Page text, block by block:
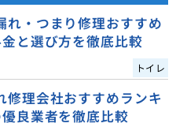
れ・つまり修理おすすめ
と選び方を徹底比較
トイレ
修理会社おすすめランキ
良業者を徹底比較